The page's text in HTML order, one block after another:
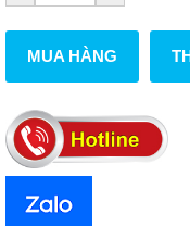
MUA HÀNG